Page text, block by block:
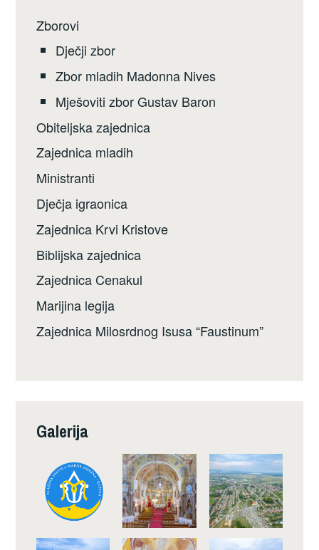
Zborovi
Dječji zbor
Zbor mladih Madonna Nives
Mješoviti zbor Gustav Baron
Obiteljska zajednica
Zajednica mladih
Ministranti
Dječja igraonica
Zajednica Krvi Kristove
Biblijska zajednica
Zajednica Cenakul
Marijina legija
Zajednica Milosrdnog Isusa “Faustinum”
Galerija